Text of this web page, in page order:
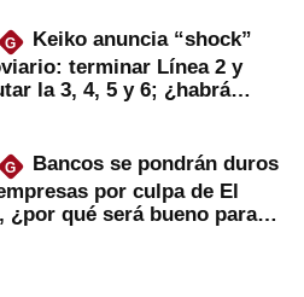
G
Keiko anuncia “shock”
terminar Línea 2 y
la 3, 4, 5 y 6; ¿habrá
G
Bancos se pondrán duros
por culpa de El
¿por qué será bueno para